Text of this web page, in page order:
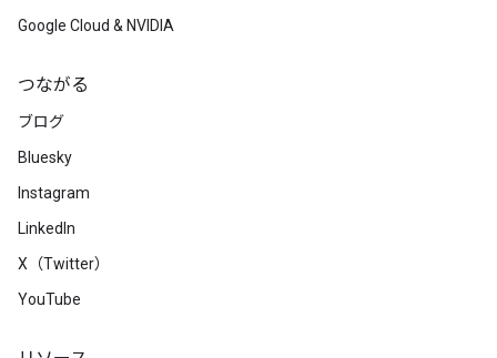
Google Cloud & NVIDIA
つながる
ブログ
Bluesky
Instagram
LinkedIn
X（Twitter）
YouTube